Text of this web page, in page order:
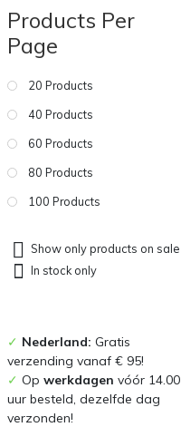
Products Per
Page
20 Products
40 Products
60 Products
80 Products
100 Products
Show only products on sale
In stock only
✓ Nederland:Gratis
verzending vanaf € 95!
✓ Opwerkdagen vóór 14.00
uur besteld, dezelfde dag
verzonden!